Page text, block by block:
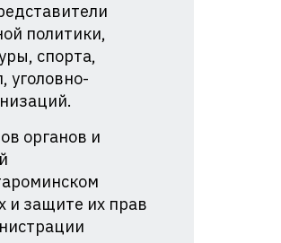
политики,
спорта,
уголовно-
органов и
и защите их прав